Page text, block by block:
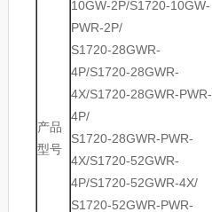
产品
型号
10GW-2P/S1720-10GW-
PWR-2P/
S1720-28GWR-
4P/S1720-28GWR-
4X/S1720-28GWR-PWR-
4P/
S1720-28GWR-PWR-
4X/S1720-52GWR-
4P/S1720-52GWR-4X/
S1720-52GWR-PWR-